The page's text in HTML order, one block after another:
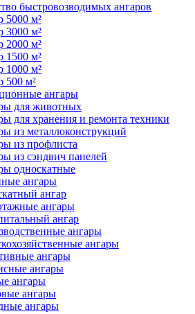
быстровозводимых ангаров
5000 м²
3000 м²
2000 м²
1500 м²
1000 м²
500 м²
ангары
для животных
для хранения и ремонта техники
из металлоконструкций
из профлиста
из сэндвич панелей
односкатные
ангары
ангар
ангары
ангар
ангары
ангары
ангары
ангары
ангары
ангары
ангары